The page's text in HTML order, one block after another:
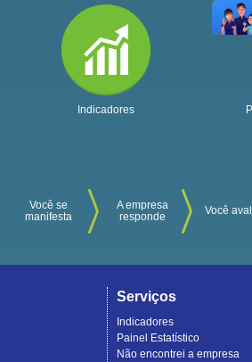
Indicadores
Você se
manifesta
A empresa
responde
Você
Serviços
Indicadores
Painel Estatístico
Não encontrei a empresa